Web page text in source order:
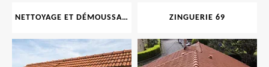
NETTOYAGE ET DÉMOUSSAGE DE TOITURE ET FAÇADE 69 ZINGUERIE 69